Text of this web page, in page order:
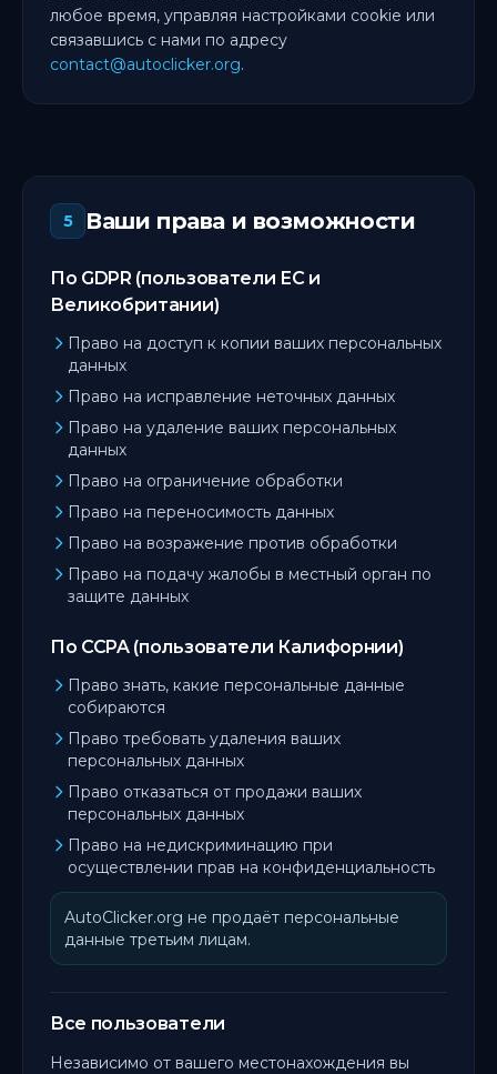
любое время, управляя настройками cookie или
связавшись с нами по адресу
contact@autoclicker.org.
5 Ваши права и возможности
По GDPR (пользователи ЕС и
Великобритании)
Право на доступ к копии ваших персональных
данных
Право на исправление неточных данных
Право на удаление ваших персональных
данных
Право на ограничение обработки
Право на переносимость данных
Право на возражение против обработки
Право на подачу жалобы в местный орган по
защите данных
По CCPA (пользователи Калифорнии)
Право знать, какие персональные данные
собираются
Право требовать удаления ваших
персональных данных
Право отказаться от продажи ваших
персональных данных
Право на недискриминацию при
осуществлении прав на конфиденциальность
AutoClicker.org не продаёт персональные
данные третьим лицам.
Все пользователи
Независимо от вашего местонахождения вы